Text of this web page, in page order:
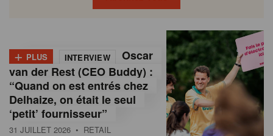
o
n
d
o
+ PLUS INTERVIEW
Oscar
van der Rest (CEO Buddy) :
“Quand on est entrés chez
Delhaize, on était le seul
‘petit’ fournisseur”
31 JUILLET 2026 • RETAIL